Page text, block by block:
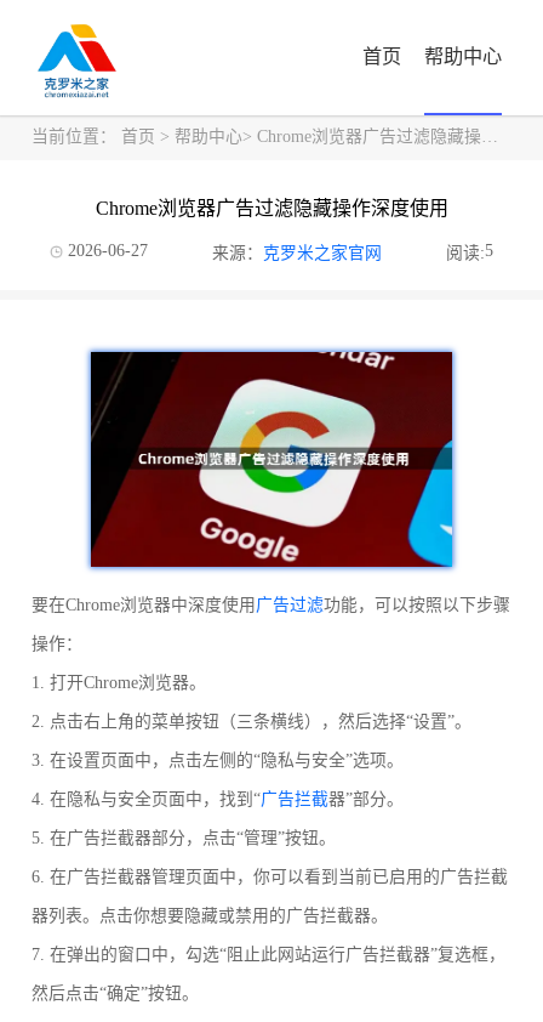
首页 帮助中心
当前位置： 首页 > 帮助中心> Chrome浏览器广告过滤隐藏操作深度使用
Chrome浏览器广告过滤隐藏操作深度使用
2026-06-27 来源： 克罗米之家官网 阅读:5
要在Chrome浏览器中深度使用 广告过滤功能，可以按照以下步骤
操作：
1. 打开Chrome浏览器。
2. 点击右上角的菜单按钮（三条横线），然后选择“设置”。
3. 在设置页面中，点击左侧的“隐私与安全”选项。
4. 在隐私与安全页面中，找到“广告拦截器”部分。
5. 在广告拦截器部分，点击“管理”按钮。
6. 在广告拦截器管理页面中，你可以看到当前已启用的广告拦截
器列表。点击你想要隐藏或禁用的广告拦截器。
7. 在弹出的窗口中，勾选“阻止此网站运行广告拦截器”复选框，
然后点击“确定”按钮。